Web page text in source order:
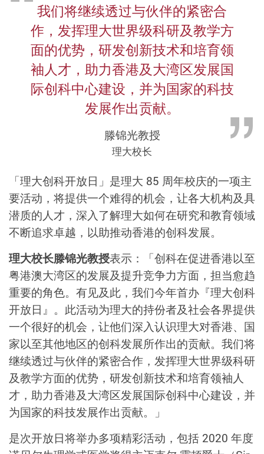
我们将继续透过与伙伴的紧密合
作，发挥理大世界级科研及教学方
面的优势，研发创新技术和培育领
袖人才，助力香港及大湾区发展国
际创科中心建设，并为国家的科技
发展作出贡献。
滕锦光教授
理大校长
「理大创科开放日」是理大 85 周年校庆的一项主
要活动，将提供一个难得的机会，让各大机构及具
潜质的人才，深入了解理大如何在研究和教育领域
不断追求卓越，以助推动香港的创科发展。
理大校长滕锦光教授表示：「创科在促进香港以至
粤港澳大湾区的发展及提升竞争力方面，担当愈趋
重要的角色。有见及此，我们今年首办『理大创科
开放日』。此活动为理大的持份者及社会各界提供
一个很好的机会，让他们深入认识理大对香港、国
家以至其他地区的创科发展所作出的贡献。我们将
继续透过与伙伴的紧密合作，发挥理大世界级科研
及教学方面的优势，研发创新技术和培育领袖人
才，助力香港及大湾区发展国际创科中心建设，并
为国家的科技发展作出贡献。」
是次开放日将举办多项精彩活动，包括 2020 年度